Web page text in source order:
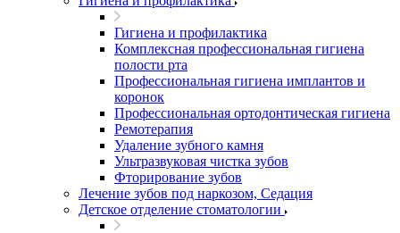
Гигиена и профилактика
Комплексная профессиональная гигиена
полости рта
Профессиональная гигиена имплантов и
коронок
Профессиональная ортодонтическая гигиена
Ремотерапия
Удаление зубного камня
Ультразвуковая чистка зубов
Фторирование зубов
Лечение зубов под наркозом, Седация
Детское отделение стоматологии